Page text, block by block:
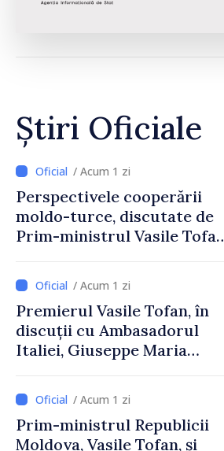
Știri Oficiale
/ Acum 1 zi
Perspectivele cooperării
moldo-turce, discutate de
Prim-ministrul Vasile Tofan
Uygar Mustafa Sertel
/ Acum 1 zi
Premierul Vasile Tofan, în
discuții cu Ambasadorul
Italiei, Giuseppe Maria
/ Acum 1 zi
Prim-ministrul Republicii
Moldova, Vasile Tofan, și